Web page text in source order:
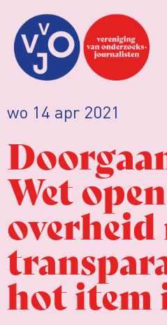
wo 14 apr 2021
Wet open
overheid
hot item